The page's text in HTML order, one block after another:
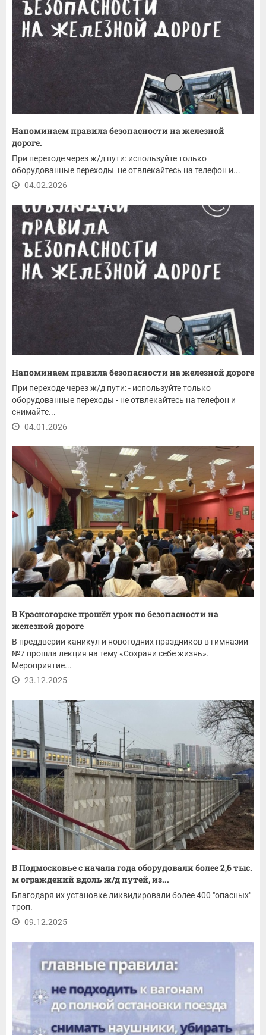
Напоминаем правила безопасности на железной
дороге.
При переходе через ж/д пути: используйте только
оборудованные переходы не отвлекайтесь на телефон и...
04.02.2026
Напоминаем правила безопасности на железной дороге
При переходе через ж/д пути: - используйте только
оборудованные переходы - не отвлекайтесь на телефон и
снимайте...
04.01.2026
В Красногорске прошёл урок по безопасности на
железной дороге
В преддверии каникул и новогодних праздников в гимназии
№7 прошла лекция на тему «Сохрани себе жизнь».
Мероприятие...
23.12.2025
В Подмосковье с начала года оборудовали более 2,6 тыс.
м ограждений вдоль ж/д путей, из...
Благодаря их установке ликвидировали более 400 "опасных"
троп.
09.12.2025